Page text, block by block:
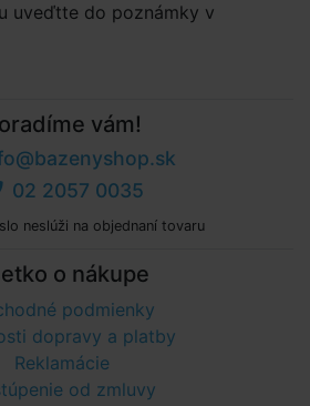
uveďtte do poznámky v
vám!
02 2057 0035
neslúži na objednaní tovaru
o nákupe
podmienky
dopravy a platby
Reklamácie
od zmluvy